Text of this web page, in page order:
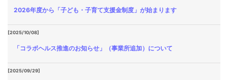
2026年度から「子ども・子育て支援金制度」が始まります
[2025/10/08]
「コラボヘルス推進のお知らせ」（事業所追加）について
[2025/09/29]